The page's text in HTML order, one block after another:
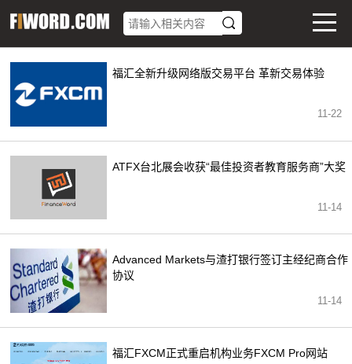
福汇全新升级网络版交易平台 革新交易体验
11-22
ATFX台北展会收获“最佳投资者教育服务商”大奖
11-14
Advanced Markets与渣打银行签订主经纪商合作
协议
11-14
福汇FXCM正式重启机构业务FXCM Pro网站